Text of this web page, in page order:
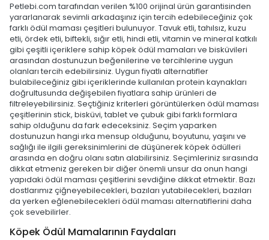
Petlebi.com tarafından verilen %100 orijinal ürün garantisinden
yararlanarak sevimli arkadaşınız için tercih edebileceğiniz çok
farklı ödül maması çeşitleri bulunuyor. Tavuk etli, tahılsız, kuzu
etli, ördek etli, biftekli, sığır etli, hindi etli, vitamin ve mineral katkılı
gibi çeşitli içeriklere sahip köpek ödül mamaları ve bisküvileri
arasından dostunuzun beğenilerine ve tercihlerine uygun
olanları tercih edebilirsiniz. Uygun fiyatlı alternatifler
bulabileceğiniz gibi içeriklerinde kullanılan protein kaynakları
doğrultusunda değişebilen fiyatlara sahip ürünleri de
filtreleyebilirsiniz. Seçtiğiniz kriterleri görüntülerken ödül maması
çeşitlerinin stick, bisküvi, tablet ve çubuk gibi farklı formlara
sahip olduğunu da fark edeceksiniz. Seçim yaparken
dostunuzun hangi ırka mensup olduğunu, boyutunu, yaşını ve
sağlığı ile ilgili gereksinimlerini de düşünerek köpek ödülleri
arasında en doğru olanı satın alabilirsiniz. Seçimleriniz sırasında
dikkat etmeniz gereken bir diğer önemli unsur da onun hangi
yapıdaki ödül maması çeşitlerini sevdiğine dikkat etmektir. Bazı
dostlarımız çiğneyebilecekleri, bazıları yutabilecekleri, bazıları
da yerken eğlenebilecekleri ödül maması alternatiflerini daha
çok sevebilirler.
Köpek Ödül Mamalarının Faydaları